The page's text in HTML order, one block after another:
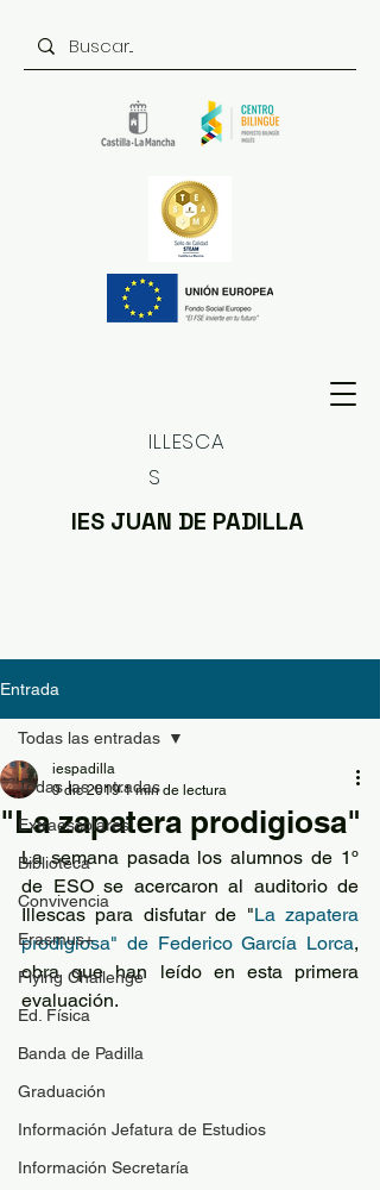
ILLESCA
S
IES JUAN DE PADILLA
Entrada
Todas las entradas
Extraescolares
Biblioteca
Convivencia
Erasmus+
Flying Challenge
Ed. Física
Banda de Padilla
Graduación
Información Jefatura de Estudios
Información Secretaría
Todas las entradas
"La zapatera prodigiosa"
iespadilla
9 dic 2019 1 min de lectura
La semana pasada los alumnos de 1º
de ESO se acercaron al auditorio de
Illescas para disfutar de "La zapatera
prodigiosa" de Federico García Lorca,
obra que han leído en esta primera
evaluación.